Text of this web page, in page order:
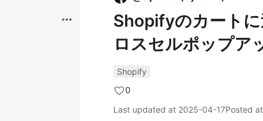
more_horiz
Shopifyのカート
ロスセルポップア
Shopify
0
Last updated at 2025-04-17Posted at